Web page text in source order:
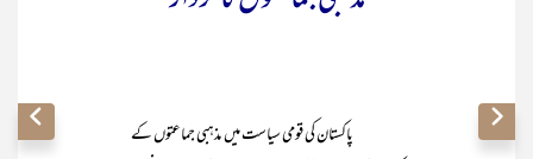
پاکستان کی قومی سیاست میں مذہبی جماعتوں کے